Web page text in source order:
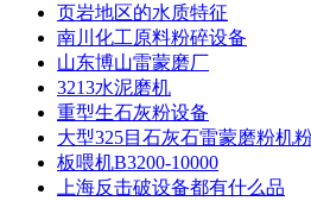
页岩地区的水质特征
南川化工原料粉碎设备
山东博山雷蒙磨厂
3213水泥磨机
重型生石灰粉设备
大型325目石灰石雷蒙磨粉机
板喂机B3200-10000
上海反击破设备都有什么品